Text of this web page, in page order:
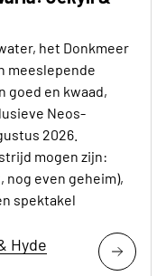
het Donkmeer
meeslepende
goed en kwaad,
Neos-
2026.
mogen zijn:
even geheim),
spektakel
Hyde